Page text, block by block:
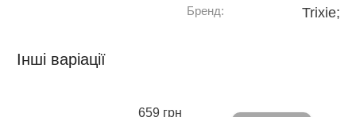
Бренд:
Trixie;
Інші варіації
659 грн